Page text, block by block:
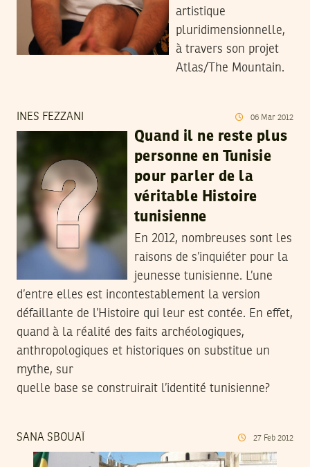
artistique
pluridimensionnelle,
à travers son projet
Atlas/The Mountain.
INES FEZZANI 06 Mar 2012
Quand il ne reste plus
personne en Tunisie
pour parler de la
véritable Histoire
tunisienne
En 2012, nombreuses sont les
raisons de s’inquiéter pour la
jeunesse tunisienne. L’une
d’entre elles est incontestablement la version
défaillante de l’Histoire qui leur est contée. En effet,
quand à la réalité des faits archéologiques,
anthropologiques et historiques on substitue un
mythe, sur
quelle base se construirait l’identité tunisienne?
SANA SBOUAÏ 27 Feb 2012